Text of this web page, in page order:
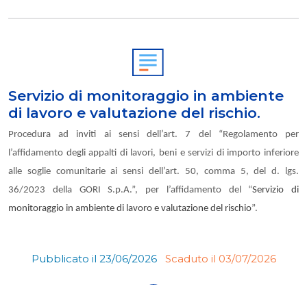
Servizio di monitoraggio in ambiente
di lavoro e valutazione del rischio.
Procedura ad inviti ai sensi dell’art. 7 del “Regolamento per
l’affidamento degli appalti di lavori, beni e servizi di importo inferiore
alle soglie comunitarie ai sensi dell’art. 50, comma 5, del d. lgs.
36/2023 della GORI S.p.A.”, per l’affidamento del “Servizio di
monitoraggio in ambiente di lavoro e valutazione del rischio”.
Pubblicato il 23/06/2026 Scaduto il 03/07/2026